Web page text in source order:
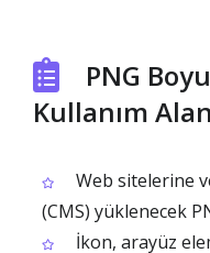
PNG
Kullanım
Web sitelerine
(CMS) yüklenecek
İkon, arayüz